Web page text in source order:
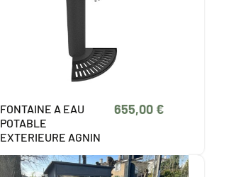
FONTAINE A EAU
POTABLE
EXTERIEURE AGNIN
655,00 €